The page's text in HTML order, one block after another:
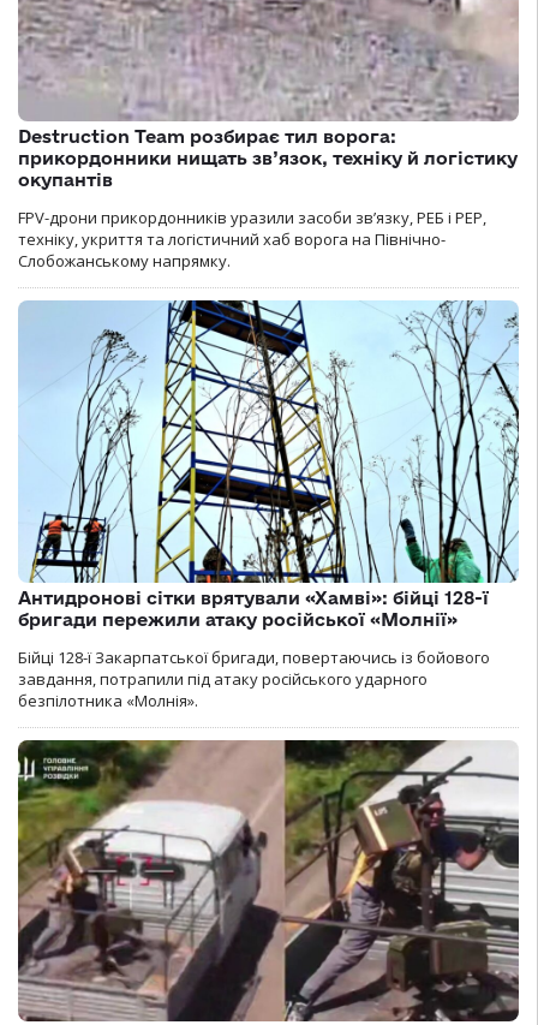
Destruction Team розбирає тил ворога:
прикордонники нищать зв’язок, техніку й логістику
окупантів
FPV-дрони прикордонників уразили засоби зв’язку, РЕБ і РЕР,
техніку, укриття та логістичний хаб ворога на Північно-
Слобожанському напрямку.
Антидронові сітки врятували «Хамві»: бійці 128-ї
бригади пережили атаку російської «Молнії»
Бійці 128-ї Закарпатської бригади, повертаючись із бойового
завдання, потрапили під атаку російського ударного
безпілотника «Молнія».